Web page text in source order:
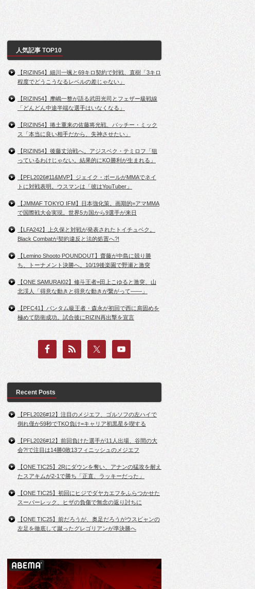
人気記事 TOP10
【RIZIN54】細川一颯と69キロ契約で対戦、直樹「3キロ
程度でどうこうなるレベルの差じゃない」
【RIZIN54】摩嶋一整が語る武田光司とフェザー級戦線
「どんどん中途半端な選手はいなくなる」
【RIZIN54】捲土重来の佐藤将光戦、パッチー・ミック
ス「本当に良い相手だから、失神させたい」
【RIZIN54】後藤丈治戦へ。アジスベク・テミロフ「狙
っているわけじゃない。結果的にKO勝利が生まれる」
【PFL2026#11&MVP】ジェイク・ポールがMMAでネイ
トに対戦表明。ウスマンは「彼はYouTuber」
【JMMAF TOKYO IFM】日本強化策。画期的=アマMMA
で国際戦大会実現。世界5カ国から9選手が来日
【LFA242】上久保と対戦が発表されたトイチュベク。
Black Combatが契約違反と法的処置へ?!
【Lemino Shooto POUNDOUT】齋藤が中島に競り勝
ち、トーナメント決勝へ。10/19後楽園で野瀬と激突
【ONE SAMURAI02】修斗王者=田上こゆると激突、山
北渓人「得意な動きと得意な動きが繋がって――」
【PFC41】バンタム級王者・森永が初回で西に肩固めを
極めて防衛成功。試合後にRIZIN再出撃を宣言
Recent Posts
【PFL2026#12】注目のメジエフ、ゴルソフの左ハイで
倒れ僅か59秒でTKO負け=キャリア初黒星を喫する
【PFL2026#12】前回負けた選手が11人出場、谷間の大
会?!で注目は14勝0敗13フィニッシュのメジエフ
【ONE TIC25】2Rにダウンを奪い、アナンの猛攻を耐え
たスアキムが2-1で勝ち「正直、ラッキーだった」
【ONE TIC25】初回にヒジでダヤカエフをふらつかせた
スーパーレック、ヒザの負傷で無念の返り討ちに
【ONE TIC25】前だろうが、奥足だろうがウスビャンの
左足を徹底して蹴ったグレゴリアンが準決勝へ